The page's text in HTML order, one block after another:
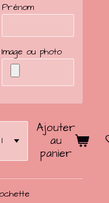
Prénom
Image ou photo
Ajouter
au
panier